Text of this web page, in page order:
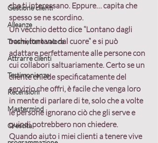
Gestione clienti
Alleanze
Trasmettere valore
Attrarre clienti
Testimonianze
Recensioni
Mastermind
Crescita
che ti interessano. Eppure… capita che
spesso se ne scordino.
Un vecchio detto dice “Lontano dagli
occhi, lontano dal cuore” e si può
adattare perfettamente alle persone con
cui collabori saltuariamente. Certo se un
cliente chiede specificatamente del
servizio che offri, è facile che venga loro
in mente di parlare di te, solo che a volte
le persone ignorano ciò che gli serve e
quindi potrebbero non chiedere.
Quando aiuto i miei clienti a tenere vive